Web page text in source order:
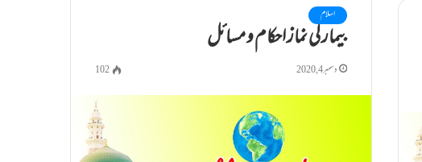
اسلام
بیمار کی نماز احکام و مسائل
دسمبر 4, 2020 102